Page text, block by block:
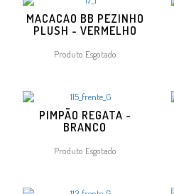
MACACAO BB PEZINHO
PLUSH - VERMELHO
Produto Esgotado
PIMPÃO REGATA -
BRANCO
Produto Esgotado